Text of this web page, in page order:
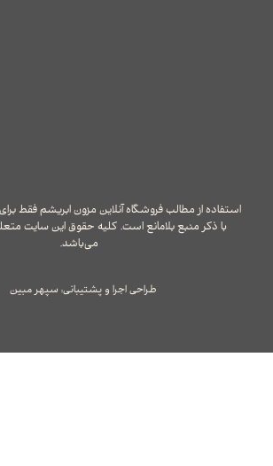
طراحی اجرا و پشتیبانی: سپهر مبین
استفاده از مطالب فروشگاه آنلاین مزون ابریشم فقط
با ذکر منبع بلامانع است. کلیه حقوق این سایت
می‌باشد.